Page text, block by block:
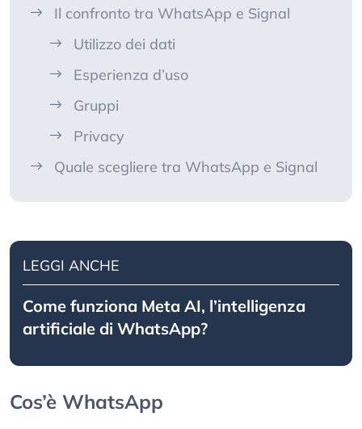
Il confronto tra WhatsApp e Signal
Utilizzo dei dati
Esperienza d’uso
Gruppi
Privacy
Quale scegliere tra WhatsApp e Signal
LEGGI ANCHE
Come funziona Meta AI, l’intelligenza
artificiale di WhatsApp?
Cos’è WhatsApp